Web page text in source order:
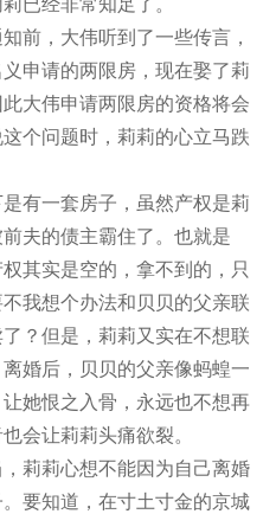
已经非常知足了。
，大伟听到了一些传言，
申请的两限房，现在娶了莉
大伟申请两限房的资格将会
个问题时，莉莉的心立马跌
一套房子，虽然产权是莉
夫的债主霸住了。也就是
其实是空的，拿不到的，只
我想个办法和贝贝的父亲联
？但是，莉莉又实在不想联
婚后，贝贝的父亲像蚂蝗一
她恨之入骨，永远也不想再
会让莉莉头痛欲裂。
莉心想不能因为自己离婚
要知道，在寸土寸金的京城